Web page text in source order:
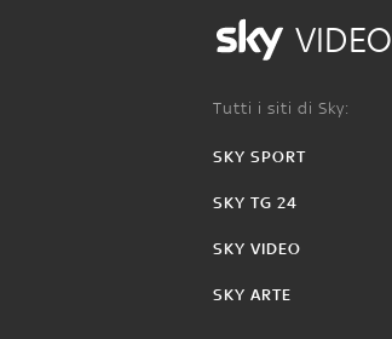
VIDEO
Tutti i siti di Sky:
SKY SPORT
SKY TG 24
SKY VIDEO
SKY ARTE